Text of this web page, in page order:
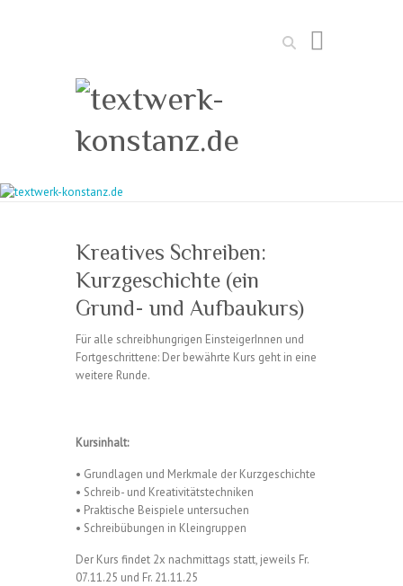
Suchen
Kreatives Schreiben:
Kurzgeschichte (ein
Grund- und Aufbaukurs)
Für alle schreibhungrigen EinsteigerInnen und
Fortgeschrittene: Der bewährte Kurs geht in eine
weitere Runde.
Kursinhalt:
• Grundlagen und Merkmale der Kurzgeschichte
• Schreib- und Kreativitätstechniken
• Praktische Beispiele untersuchen
• Schreibübungen in Kleingruppen
Der Kurs findet 2x nachmittags statt, jeweils Fr.
07.11.25 und Fr. 21.11.25